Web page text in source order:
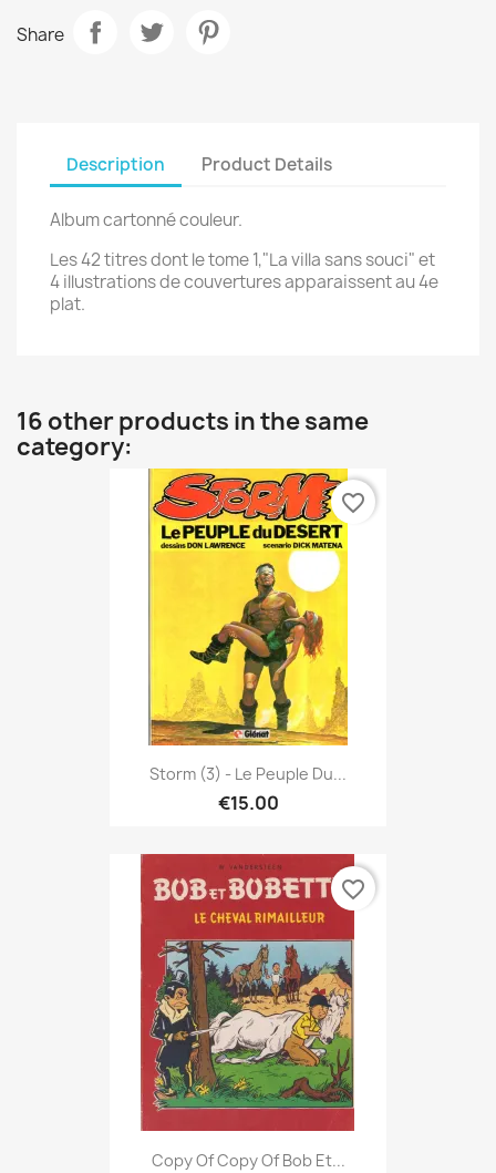
Share
Description Product Details
Album cartonné couleur.
Les 42 titres dont le tome 1,"La villa sans souci" et
4 illustrations de couvertures apparaissent au 4e
plat.
16 other products in the same
category:
Storm (3) - Le Peuple Du...
€15.00
favorite_border
Copy Of Copy Of Bob Et...
favorite_border